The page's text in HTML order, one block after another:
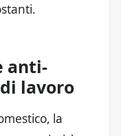
anti-
lavoro
la